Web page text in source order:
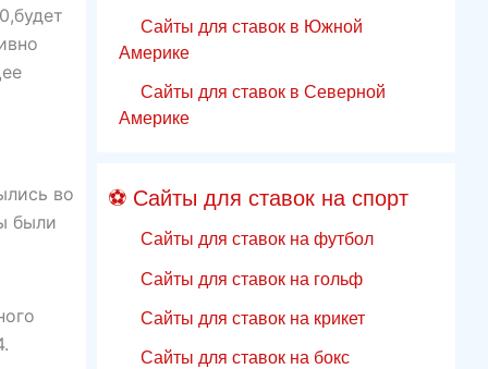
во
были
Сайты для ставок в Южной
Америке
Сайты для ставок в Северной
Америке
⚽ Сайты для ставок на спорт
Сайты для ставок на футбол
Сайты для ставок на гольф
Сайты для ставок на крикет
Сайты для ставок на бокс